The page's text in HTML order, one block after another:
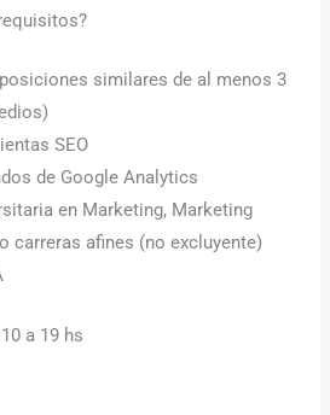
similares de al menos 3
SEO
de Google Analytics
en Marketing, Marketing
carreras afines (no excluyente)
a 19 hs